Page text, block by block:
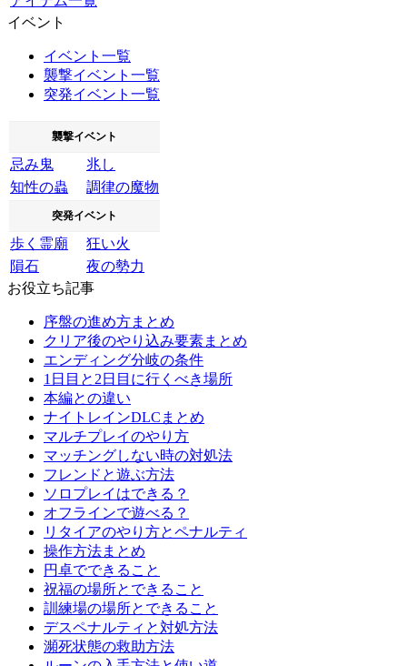
イベント
イベント一覧
襲撃イベント一覧
突発イベント一覧
襲撃イベント
忌み鬼
兆し
知性の蟲
調律の魔物
突発イベント
歩く霊廟
狂い火
隕石
夜の勢力
お役立ち記事
序盤の進め方まとめ
クリア後のやり込み要素まとめ
エンディング分岐の条件
1日目と2日目に行くべき場所
本編との違い
ナイトレインDLCまとめ
マルチプレイのやり方
マッチングしない時の対処法
フレンドと遊ぶ方法
ソロプレイはできる？
オフラインで遊べる？
リタイアのやり方とペナルティ
操作方法まとめ
円卓でできること
祝福の場所とできること
訓練場の場所とできること
デスペナルティと対処方法
瀕死状態の救助方法